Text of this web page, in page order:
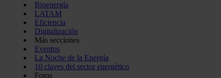
Bioenergía
LATAM
Eficiencia
Digitalización
Más secciones
Eventos
La Noche de la Energía
10 claves del sector energético
Foros